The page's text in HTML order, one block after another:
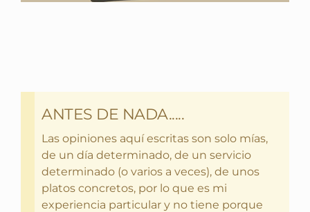
ANTES DE NADA.....
Las opiniones aquí escritas son solo mías,
de un día determinado, de un servicio
determinado (o varios a veces), de unos
platos concretos, por lo que es mi
experiencia particular y no tiene porque